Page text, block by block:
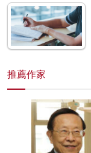
推薦作家